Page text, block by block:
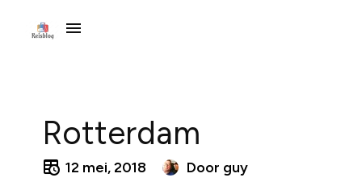
Rotterdam
12 mei, 2018 Door guy